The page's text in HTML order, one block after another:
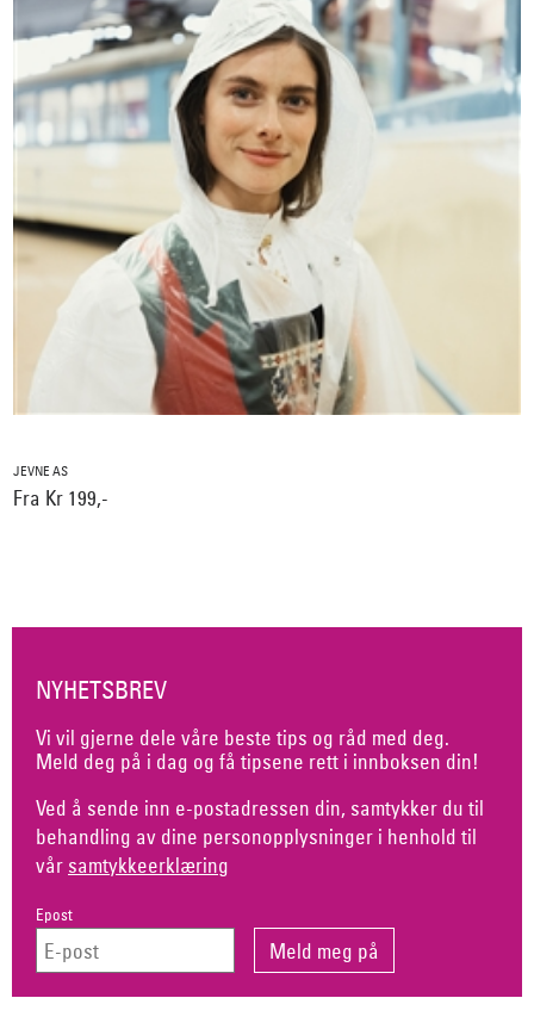
JEVNE AS
Fra Kr 199,-
NYHETSBREV
Vi vil gjerne dele våre beste tips og råd med deg.
Meld deg på i dag og få tipsene rett i innboksen din!
Ved å sende inn e-postadressen din, samtykker du til
behandling av dine personopplysninger i henhold til
vår samtykkeerklæring
Epost